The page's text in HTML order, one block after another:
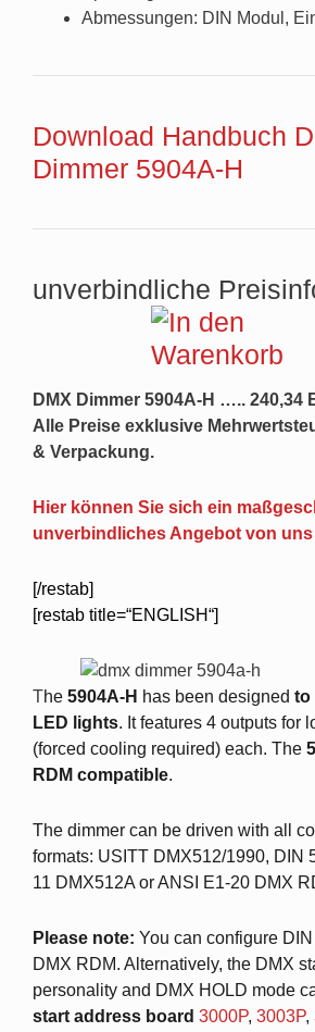
Abmessungen: DIN Modul,
Download Handbuch
Dimmer 5904A-H
unverbindliche
DMX Dimmer 5904A-H ….. 240,34
Alle Preise exklusive
& Verpackung.
Hier können Sie sich ein
unverbindliches Angebot von
[/restab]
[restab title=“ENGLISH“]
The 5904A-H has been designed to
LED lights. It features 4 outputs for
(forced cooling required) each. The
RDM compatible.
The dimmer can be driven with all
formats: USITT DMX512/1990, DIN
11 DMX512A or ANSI E1-20 DMX
Please note: You can configure
DMX RDM. Alternatively, the DMX
personality and DMX HOLD mode
start address board 3000P, 3003P,